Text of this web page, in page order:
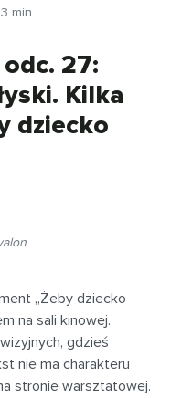
3 min
27:
Kilka
dziecko
„Żeby dziecko
na sali kinowej.
gdzieś
nie ma charakteru
stronie warsztatowej.